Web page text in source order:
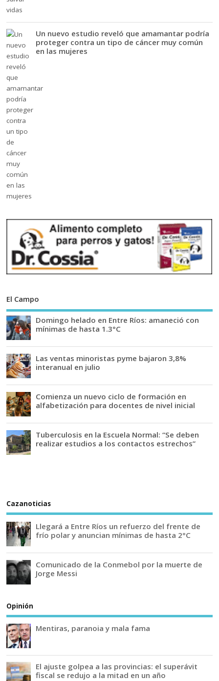
Un nuevo estudio reveló que amamantar podría
proteger contra un tipo de cáncer muy común
en las mujeres
El Campo
Domingo helado en Entre Ríos: amaneció con
mínimas de hasta 1.3°C
Las ventas minoristas pyme bajaron 3,8%
interanual en julio
Comienza un nuevo ciclo de formación en
alfabetización para docentes de nivel inicial
Tuberculosis en la Escuela Normal: “Se deben
realizar estudios a los contactos estrechos”
Cazanoticias
Llegará a Entre Ríos un refuerzo del frente de
frío polar y anuncian mínimas de hasta 2°C
Comunicado de la Conmebol por la muerte de
Jorge Messi
Opinión
Mentiras, paranoia y mala fama
El ajuste golpea a las provincias: el superávit
fiscal se redujo a la mitad en un año